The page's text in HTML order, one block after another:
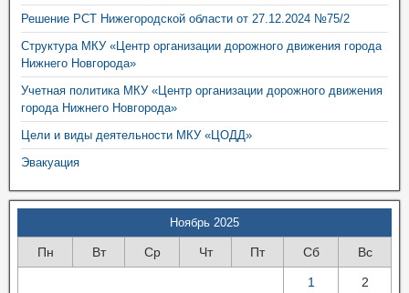
Решение РСТ Нижегородской области от 27.12.2024 №75/2
Структура МКУ «Центр организации дорожного движения города
Нижнего Новгорода»
Учетная политика МКУ «Центр организации дорожного движения
города Нижнего Новгорода»
Цели и виды деятельности МКУ «ЦОДД»
Эвакуация
Ноябрь 2025
Пн Вт Ср Чт Пт Сб Вс
1 2